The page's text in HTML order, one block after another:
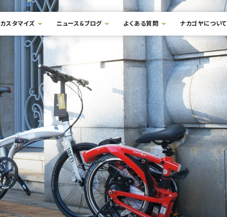
カスタマイズ ニュース&ブログ よくある質問 ナカゴヤについて